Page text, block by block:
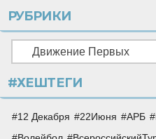
РУБРИКИ
Рубрики
#ХЕШТЕГИ
12 Декабря 22Июня АРБ